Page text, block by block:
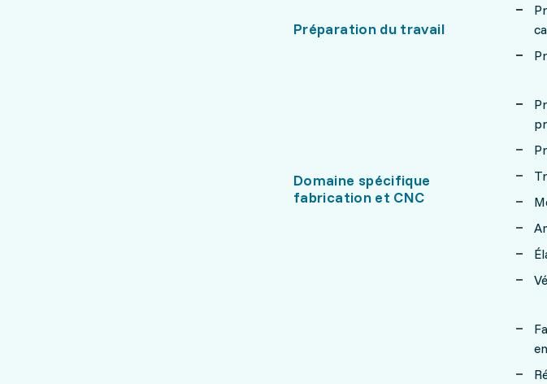
Préparation du travail
Domaine spécifique
fabrication et CNC